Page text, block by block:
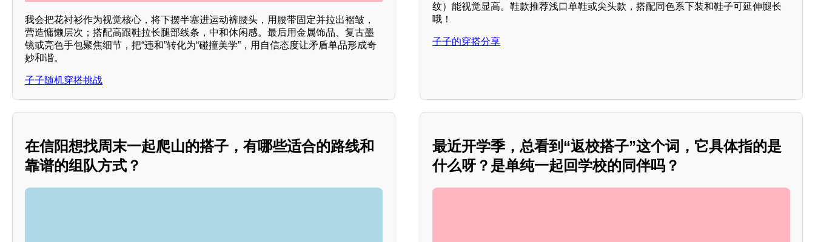
我会把花衬衫作为视觉核心，将下摆半塞进运动裤腰头，用腰带固定并拉出褶皱，
营造慵懒层次；搭配高跟鞋拉长腿部线条，中和休闲感。最后用金属饰品、复古墨
镜或亮色手包聚焦细节，把“违和”转化为“碰撞美学”，用自信态度让矛盾单品形成奇
妙和谐。
子子随机穿搭挑战
纹）能视觉显高。鞋款推荐浅口单鞋或尖头款，搭配同色系下装和鞋子可延伸腿长
哦！
子子的穿搭分享
在信阳想找周末一起爬山的搭子，有哪些适合的路线和
靠谱的组队方式？
最近开学季，总看到“返校搭子”这个词，它具体指的是
什么呀？是单纯一起回学校的同伴吗？